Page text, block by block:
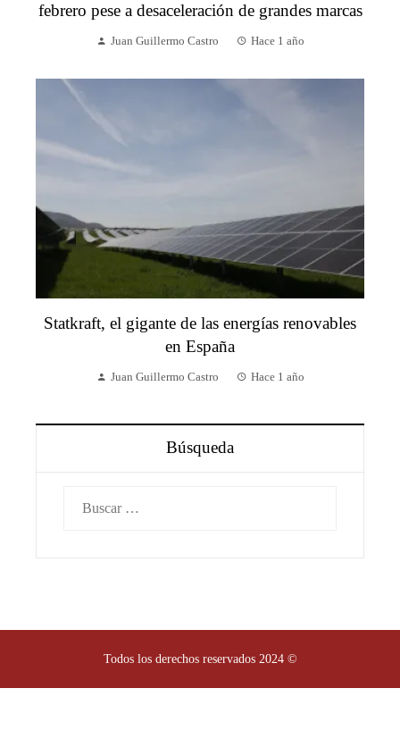
febrero pese a desaceleración de grandes marcas
Juan Guillermo Castro Hace 1 año
Statkraft, el gigante de las energías renovables
en España
Juan Guillermo Castro Hace 1 año
Búsqueda
Todos los derechos reservados 2024 ©